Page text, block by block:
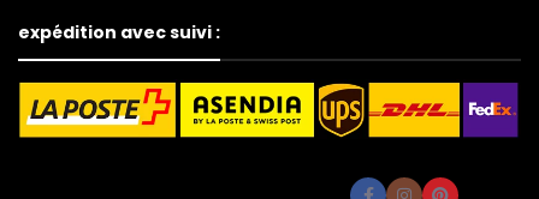
expédition avec suivi :